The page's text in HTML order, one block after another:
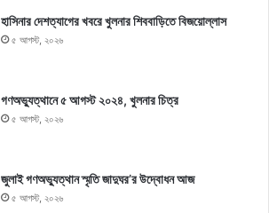
হাসিনার দেশত্যাগের খবরে খুলনার শিববাড়িতে বিজয়োল্লাস
৫ আগস্ট, ২০২৬
গণঅভ্যুত্থানে ৫ আগস্ট ২০২৪, খুলনার চিত্র
৫ আগস্ট, ২০২৬
জুলাই গণঅভ্যুত্থান স্মৃতি জাদুঘর’র উদ্বোধন আজ
৫ আগস্ট, ২০২৬